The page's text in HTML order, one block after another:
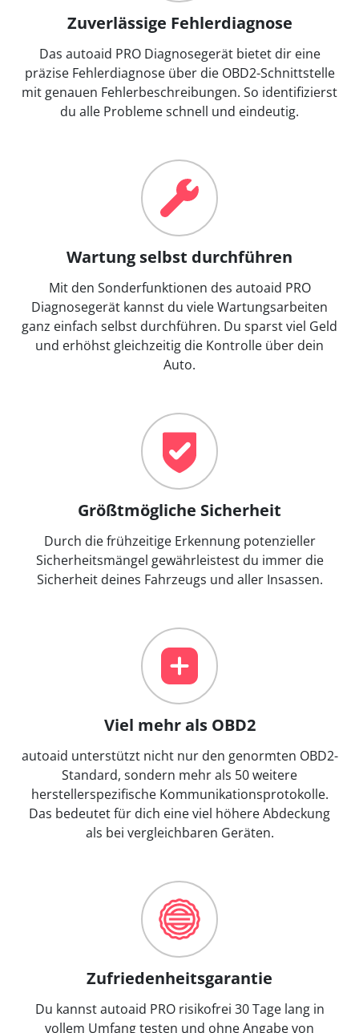
Zuverlässige Fehlerdiagnose
Das autoaid PRO Diagnosegerät bietet dir eine
präzise Fehlerdiagnose über die OBD2-Schnittstelle
mit genauen Fehlerbeschreibungen. So identifizierst
du alle Probleme schnell und eindeutig.
Wartung selbst durchführen
Mit den Sonderfunktionen des autoaid PRO
Diagnosegerät kannst du viele Wartungsarbeiten
ganz einfach selbst durchführen. Du sparst viel Geld
und erhöhst gleichzeitig die Kontrolle über dein
Auto.
Größtmögliche Sicherheit
Durch die frühzeitige Erkennung potenzieller
Sicherheitsmängel gewährleistest du immer die
Sicherheit deines Fahrzeugs und aller Insassen.
Viel mehr als OBD2
autoaid unterstützt nicht nur den genormten OBD2-
Standard, sondern mehr als 50 weitere
herstellerspezifische Kommunikationsprotokolle.
Das bedeutet für dich eine viel höhere Abdeckung
als bei vergleichbaren Geräten.
Zufriedenheitsgarantie
Du kannst autoaid PRO risikofrei 30 Tage lang in
vollem Umfang testen und ohne Angabe von